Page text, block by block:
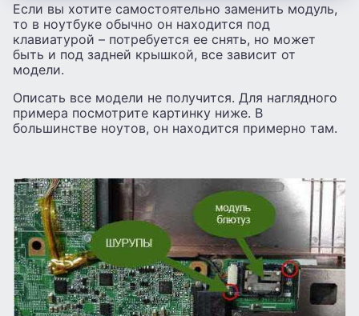
Если вы хотите самостоятельно заменить модуль,
то в ноутбуке обычно он находится под
клавиатурой – потребуется ее снять, но может
быть и под задней крышкой, все зависит от
модели.
Описать все модели не получится. Для наглядного
примера посмотрите картинку ниже. В
большинстве ноутов, он находится примерно там.